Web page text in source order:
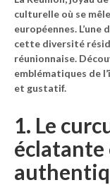
culturelle où se
européennes.
cette diversité
réunionnaise.
emblématiques de
et gustatif.
1. Le
éclatante